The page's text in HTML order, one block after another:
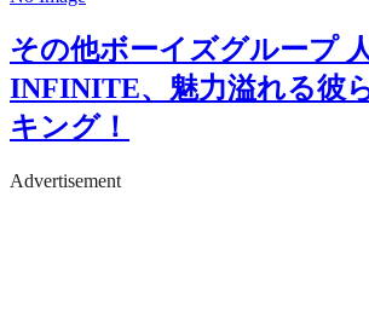
その他ボーイズグループ
INFINITE、魅力溢れる彼
キング！
Advertisement